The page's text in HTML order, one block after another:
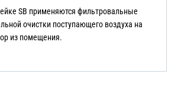
SB применяются фильтровальные
очистки поступающего воздуха на
из помещения.